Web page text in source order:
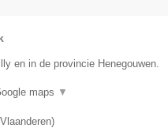
en in de provincie Henegouwen.
maps ▼
)